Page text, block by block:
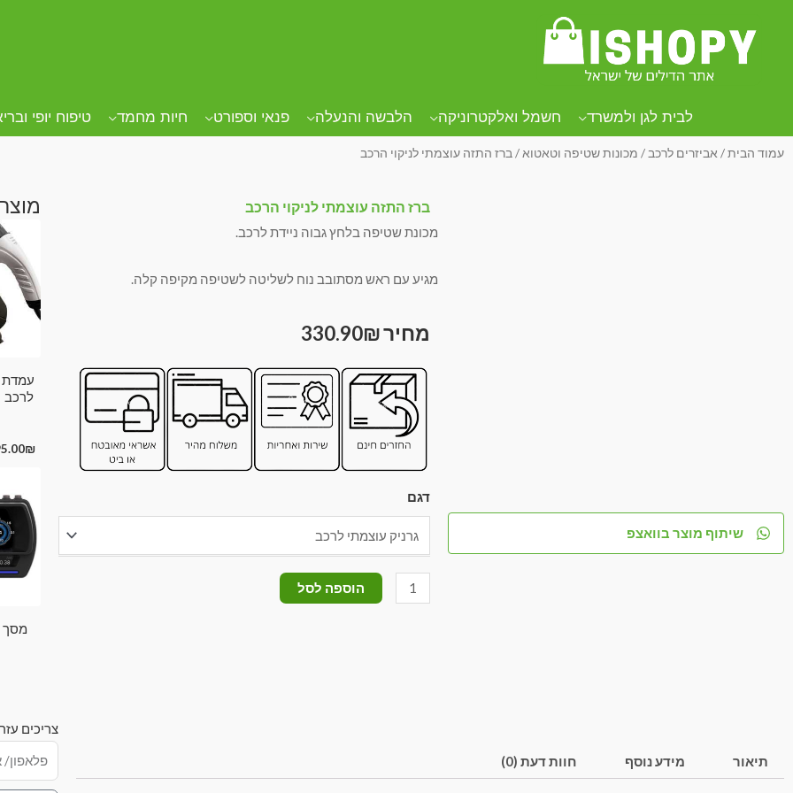
לבית לגן ולמשרד חשמל ואלקטרוניקה הלבשה והנעלה פנאי וספורט חיות מחמד טיפוח יופי
עמוד הבית/ אביזרים לרכב / מכונות שטיפה וטאטוא/ ברז התזה עוצמתי לניקוי הרכב
שיתוף מוצר בוואצפ
ברז התזה עוצמתי לניקוי הרכב
מכונת שטיפה בלחץ גבוה ניידת לרכב.
מגיע עם ראש מסתובב נוח לשליטה לשטיפה מקיפה קלה.
330.90₪
דגם
הוספה לסל
עמדת
₪
מסך
תיאור מידע נוסף חוות דעת (0)
צריכים